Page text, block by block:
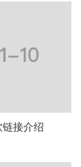
接介绍